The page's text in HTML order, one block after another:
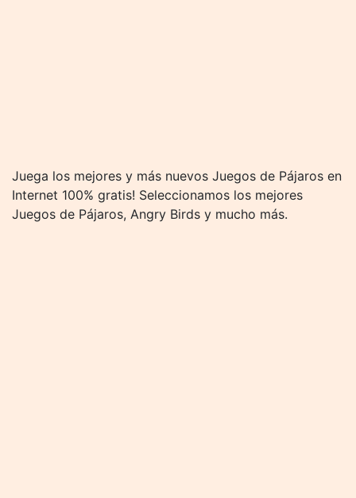
Juega los mejores y más nuevos Juegos de Pájaros en
Internet 100% gratis! Seleccionamos los mejores
Juegos de Pájaros, Angry Birds y mucho más.